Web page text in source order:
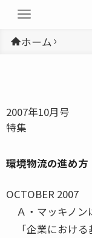
ホーム
2007年10月号
特集
環境物流の進め
OCTOBER 2007
Ａ・マッキノン
「企業における